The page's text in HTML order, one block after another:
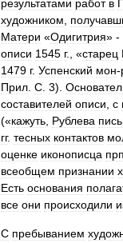
результатами работ в
художником
Матери «Одигитрия» -
описи 1545 г., «старец
1479 г. Успенский мон-
Прил С 3).
составителей описи с
(«кажуть Рублева
гг. тесных контактов
оценке иконописца прп
всеобщем признании
Есть основания
все они происходили
С пребыванием